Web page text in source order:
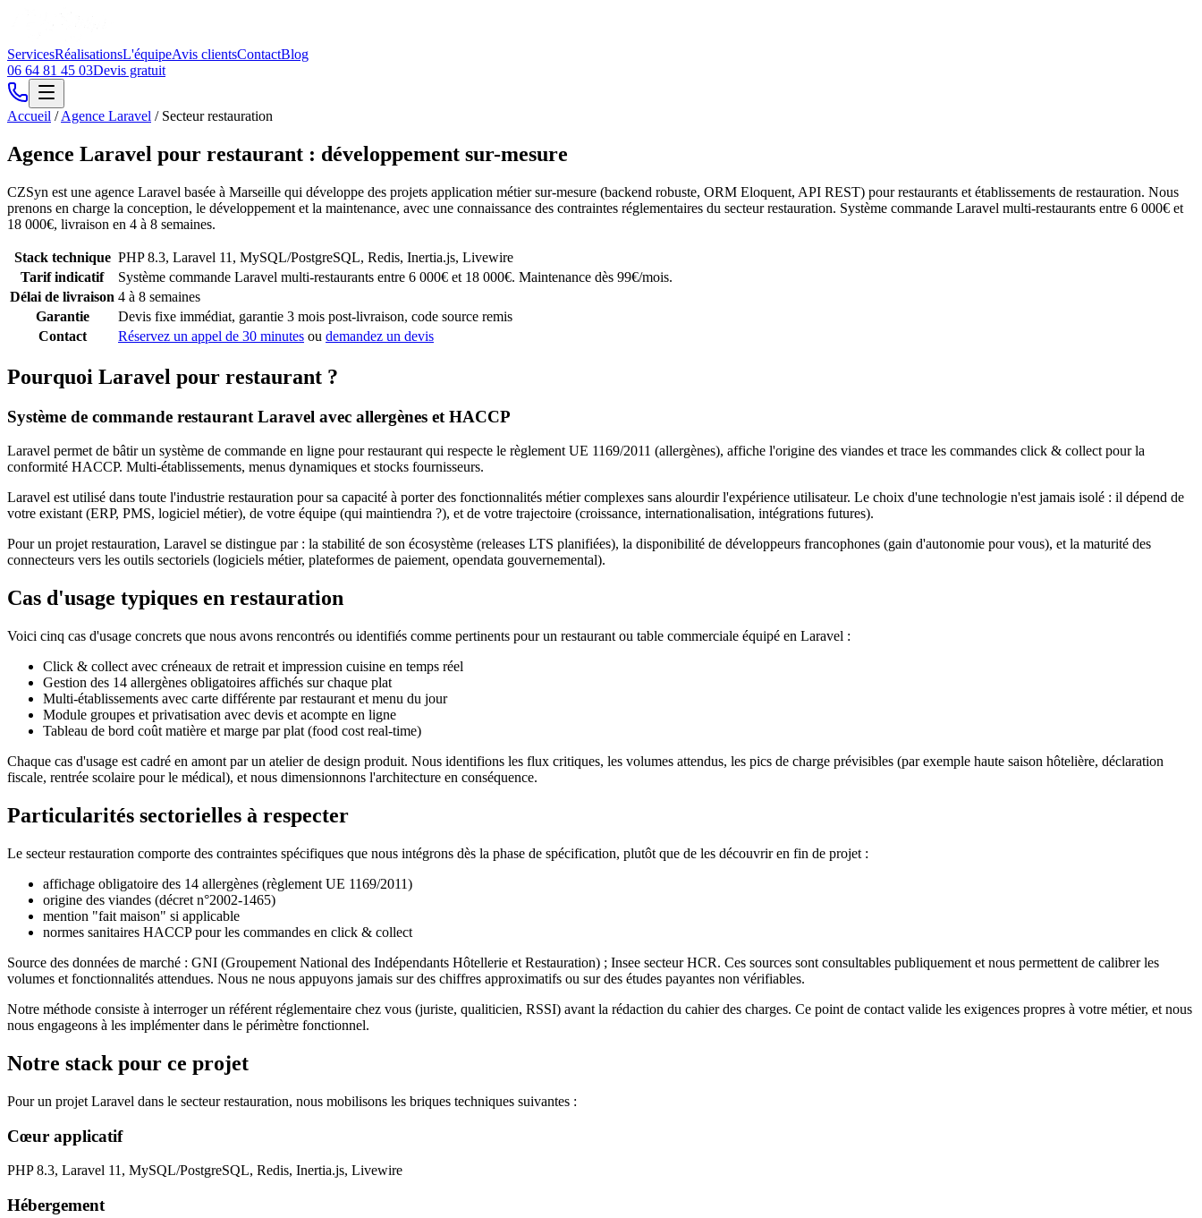
ServicesRéalisationsL'équipeAvis clientsContactBlog
06 64 81 45 03Devis gratuit
Accueil / Agence Laravel / Secteur restauration
Agence Laravel pour restaurant : développement sur-mesure
CZSyn est une agence Laravel basée à Marseille qui développe des projets application métier sur-mesure (backend robuste, ORM Eloquent, API REST) pour restaurants et établissements de restauration. Nous
prenons en charge la conception, le développement et la maintenance, avec une connaissance des contraintes réglementaires du secteur restauration. Système commande Laravel multi-restaurants entre 6 000€ et
18 000€, livraison en 4 à 8 semaines.
Stack technique PHP 8.3, Laravel 11, MySQL/PostgreSQL, Redis, Inertia.js, Livewire
Tarif indicatif
Système commande Laravel multi-restaurants entre 6 000€ et 18 000€. Maintenance dès 99€/mois.
Délai de livraison 4 à 8 semaines
Garantie
Devis fixe immédiat, garantie 3 mois post-livraison, code source remis
Contact
Réservez un appel de 30 minutes ou demandez un devis
Pourquoi Laravel pour restaurant ?
Système de commande restaurant Laravel avec allergènes et HACCP
Laravel permet de bâtir un système de commande en ligne pour restaurant qui respecte le règlement UE 1169/2011 (allergènes), affiche l'origine des viandes et trace les commandes click & collect pour la
conformité HACCP. Multi-établissements, menus dynamiques et stocks fournisseurs.
Laravel est utilisé dans toute l'industrie restauration pour sa capacité à porter des fonctionnalités métier complexes sans alourdir l'expérience utilisateur. Le choix d'une technologie n'est jamais isolé : il dépend de
votre existant (ERP, PMS, logiciel métier), de votre équipe (qui maintiendra ?), et de votre trajectoire (croissance, internationalisation, intégrations futures).
Pour un projet restauration, Laravel se distingue par : la stabilité de son écosystème (releases LTS planifiées), la disponibilité de développeurs francophones (gain d'autonomie pour vous), et la maturité des
connecteurs vers les outils sectoriels (logiciels métier, plateformes de paiement, opendata gouvernemental).
Cas d'usage typiques en restauration
Voici cinq cas d'usage concrets que nous avons rencontrés ou identifiés comme pertinents pour un restaurant ou table commerciale équipé en Laravel :
Click & collect avec créneaux de retrait et impression cuisine en temps réel
Gestion des 14 allergènes obligatoires affichés sur chaque plat
Multi-établissements avec carte différente par restaurant et menu du jour
Module groupes et privatisation avec devis et acompte en ligne
Tableau de bord coût matière et marge par plat (food cost real-time)
Chaque cas d'usage est cadré en amont par un atelier de design produit. Nous identifions les flux critiques, les volumes attendus, les pics de charge prévisibles (par exemple haute saison hôtelière, déclaration
fiscale, rentrée scolaire pour le médical), et nous dimensionnons l'architecture en conséquence.
Particularités sectorielles à respecter
Le secteur restauration comporte des contraintes spécifiques que nous intégrons dès la phase de spécification, plutôt que de les découvrir en fin de projet :
affichage obligatoire des 14 allergènes (règlement UE 1169/2011)
origine des viandes (décret n°2002-1465)
mention "fait maison" si applicable
normes sanitaires HACCP pour les commandes en click & collect
Source des données de marché : GNI (Groupement National des Indépendants Hôtellerie et Restauration) ; Insee secteur HCR. Ces sources sont consultables publiquement et nous permettent de calibrer les
volumes et fonctionnalités attendues. Nous ne nous appuyons jamais sur des chiffres approximatifs ou sur des études payantes non vérifiables.
Notre méthode consiste à interroger un référent réglementaire chez vous (juriste, qualiticien, RSSI) avant la rédaction du cahier des charges. Ce point de contact valide les exigences propres à votre métier, et nous
nous engageons à les implémenter dans le périmètre fonctionnel.
Notre stack pour ce projet
Pour un projet Laravel dans le secteur restauration, nous mobilisons les briques techniques suivantes :
Cœur applicatif
PHP 8.3, Laravel 11, MySQL/PostgreSQL, Redis, Inertia.js, Livewire
Hébergement